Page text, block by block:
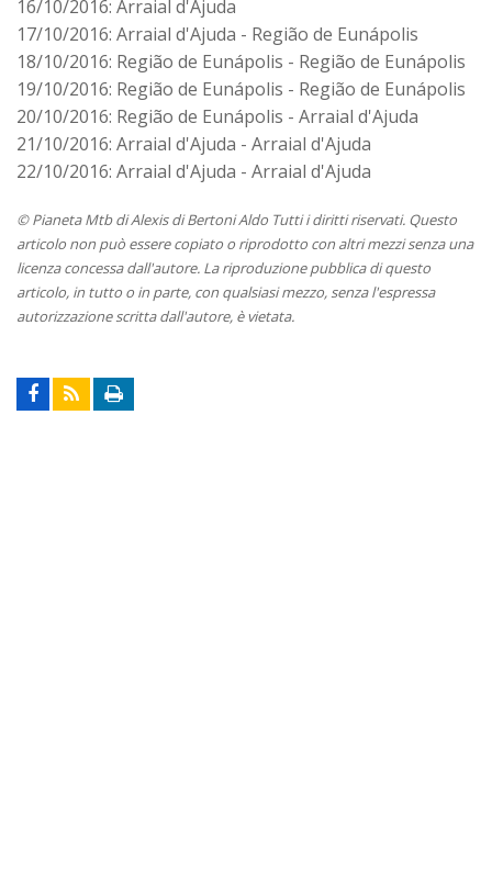
16/10/2016: Arraial d'Ajuda
17/10/2016: Arraial d'Ajuda - Região de Eunápolis
18/10/2016: Região de Eunápolis - Região de Eunápolis
19/10/2016: Região de Eunápolis - Região de Eunápolis
20/10/2016: Região de Eunápolis - Arraial d'Ajuda
21/10/2016: Arraial d'Ajuda - Arraial d'Ajuda
22/10/2016: Arraial d'Ajuda - Arraial d'Ajuda
© Pianeta Mtb di Alexis di Bertoni Aldo Tutti i diritti riservati. Questo
articolo non può essere copiato o riprodotto con altri mezzi senza una
licenza concessa dall'autore. La riproduzione pubblica di questo
articolo, in tutto o in parte, con qualsiasi mezzo, senza l'espressa
autorizzazione scritta dall'autore, è vietata.